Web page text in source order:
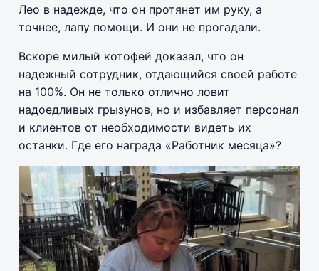
Лео в надежде, что он протянет им руку, а
точнее, лапу помощи. И они не прогадали.
Вскоре милый котофей доказал, что он
надежный сотрудник, отдающийся своей работе
на 100%. Он не только отлично ловит
надоедливых грызунов, но и избавляет персонал
и клиентов от необходимости видеть их
останки. Где его награда «Работник месяца»?